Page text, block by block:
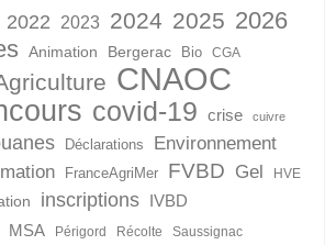
2022 2023 2024 2025 2026
Animation Bergerac Bio CGA
CNAOC
covid-19 crise cuivre
Déclarations Environnement
FranceAgriMer FVBD Gel HVE
inscriptions IVBD
MSA Périgord Récolte Saussignac